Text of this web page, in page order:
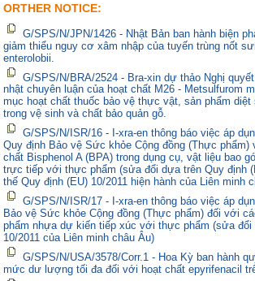
ORTHER NOTICE:
G/SPS/N/JPN/1426 - Nhật Bản ban hành biện
giảm thiểu nguy cơ xâm nhập của tuyến trùng nốt
enterolobii.
G/SPS/N/BRA/2524 - Bra-xin dự thảo Nghị
nhật chuyên luận của hoạt chất M26 - Metsulfurom
mục hoạt chất thuốc bảo vệ thực vật, sản phẩm diệt
trong vệ sinh và chất bảo quản gỗ.
G/SPS/N/ISR/16 - I-xra-en thông báo việc áp
Quy định Bảo vệ Sức khỏe Cộng đồng (Thực
chất Bisphenol A (BPA) trong dụng cụ, vật liệu bao
trực tiếp với thực phẩm (sửa đổi dựa trên Quy định
thế Quy định (EU) 10/2011 hiện hành của Liên minh
G/SPS/N/ISR/17 - I-xra-en thông báo việc áp
Bảo vệ Sức khỏe Cộng đồng (Thực phẩm) đối với
phẩm nhựa dự kiến tiếp xúc với thực phẩm (sửa đổi
10/2011 của Liên minh châu Âu)
G/SPS/N/USA/3578/Corr.1 - Hoa Kỳ ban hành
mức dư lượng tối đa đối với hoạt chất epyrifenacil